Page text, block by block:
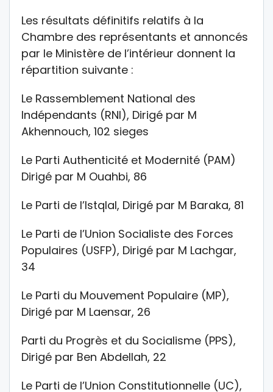
Les résultats définitifs relatifs à la
Chambre des représentants et annoncés
par le Ministère de l’intérieur donnent la
répartition suivante :
Le Rassemblement National des
Indépendants (RNI), Dirigé par M
Akhennouch, 102 sieges
Le Parti Authenticité et Modernité (PAM)
Dirigé par M Ouahbi, 86
Le Parti de l’Istqlal, Dirigé par M Baraka, 81
Le Parti de l’Union Socialiste des Forces
Populaires (USFP), Dirigé par M Lachgar,
34
Le Parti du Mouvement Populaire (MP),
Dirigé par M Laensar, 26
Parti du Progrès et du Socialisme (PPS),
Dirigé par Ben Abdellah, 22
Le Parti de l’Union Constitutionnelle (UC),